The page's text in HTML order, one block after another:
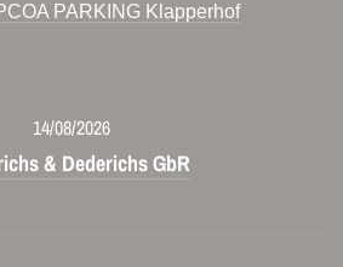
PARKING Klapperhof
14/08/2026
& Dederichs GbR